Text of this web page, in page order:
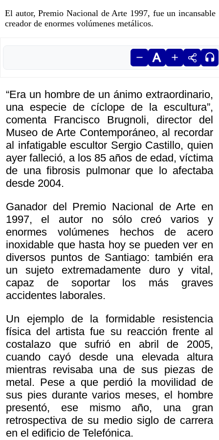
El autor, Premio Nacional de Arte 1997, fue un incansable
creador de enormes volúmenes metálicos.
“Era un hombre de un ánimo extraordinario,
una especie de cíclope de la escultura”,
comenta Francisco Brugnoli, director del
Museo de Arte Contemporáneo, al recordar
al infatigable escultor Sergio Castillo, quien
ayer falleció, a los 85 años de edad, víctima
de una fibrosis pulmonar que lo afectaba
desde 2004.
Ganador del Premio Nacional de Arte en
1997, el autor no sólo creó varios y
enormes volúmenes hechos de acero
inoxidable que hasta hoy se pueden ver en
diversos puntos de Santiago: también era
un sujeto extremadamente duro y vital,
capaz de soportar los más graves
accidentes laborales.
Un ejemplo de la formidable resistencia
física del artista fue su reacción frente al
costalazo que sufrió en abril de 2005,
cuando cayó desde una elevada altura
mientras revisaba una de sus piezas de
metal. Pese a que perdió la movilidad de
sus pies durante varios meses, el hombre
presentó, ese mismo año, una gran
retrospectiva de su medio siglo de carrera
en el edificio de Telefónica.